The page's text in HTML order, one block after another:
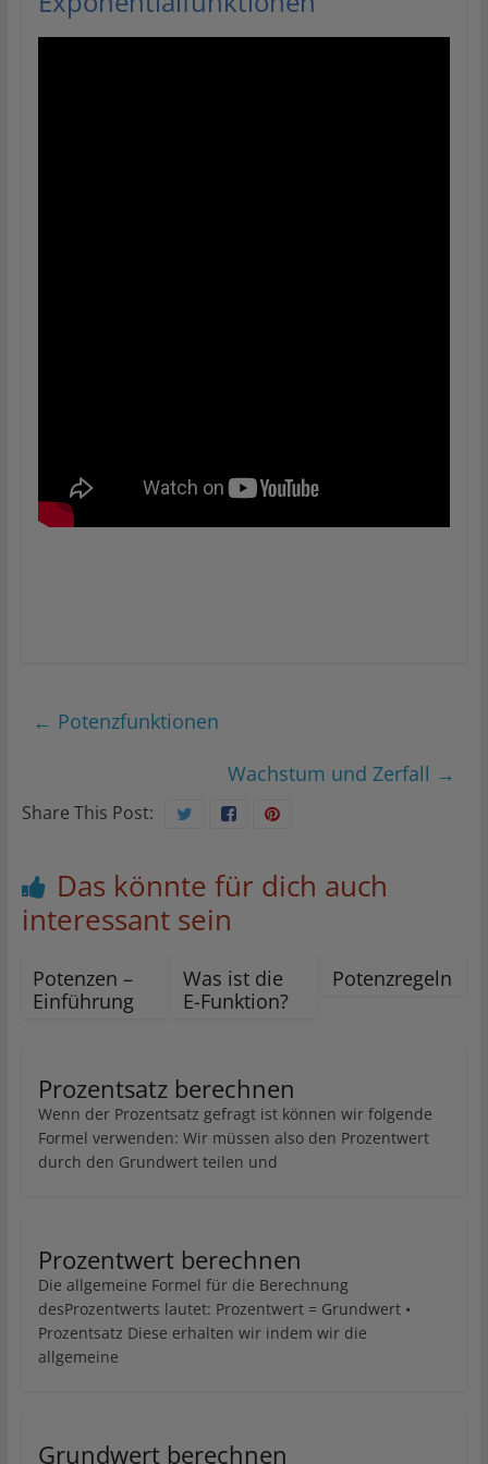
← Potenzfunktionen
Wachstum und Zerfall →
Share This Post:
Das könnte für dich auch
interessant sein
Potenzen –
Einführung
Was ist die
E-Funktion?
Potenzregeln
Prozentsatz berechnen
Wenn der Prozentsatz gefragt ist können wir folgende
Formel verwenden: Wir müssen also den Prozentwert
durch den Grundwert teilen und
Prozentwert berechnen
Die allgemeine Formel für die Berechnung
desProzentwerts lautet: Prozentwert = Grundwert •
Prozentsatz Diese erhalten wir indem wir die
allgemeine
Grundwert berechnen